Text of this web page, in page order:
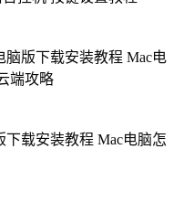
脑版下载安装教程 Mac电
端攻略
下载安装教程 Mac电脑怎